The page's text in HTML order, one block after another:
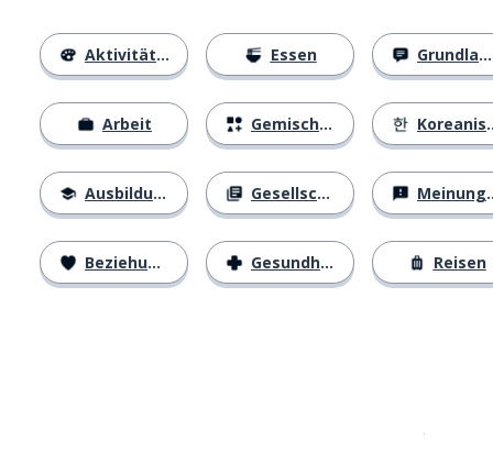
Aktivitäten
Arbeit
Ausbildung
Beziehungen
Essen
Gemischtes
Gesellschaft
Gesundheit
Grundlagen
Koreanisches Alphabet
Meinungen
Reisen